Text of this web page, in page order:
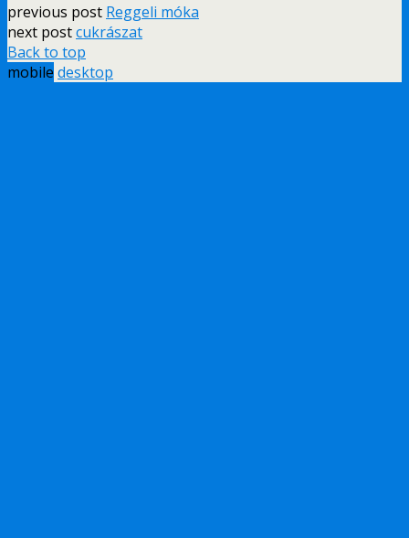
previous post Reggeli móka
next postcukrászat
Back to top
mobile desktop